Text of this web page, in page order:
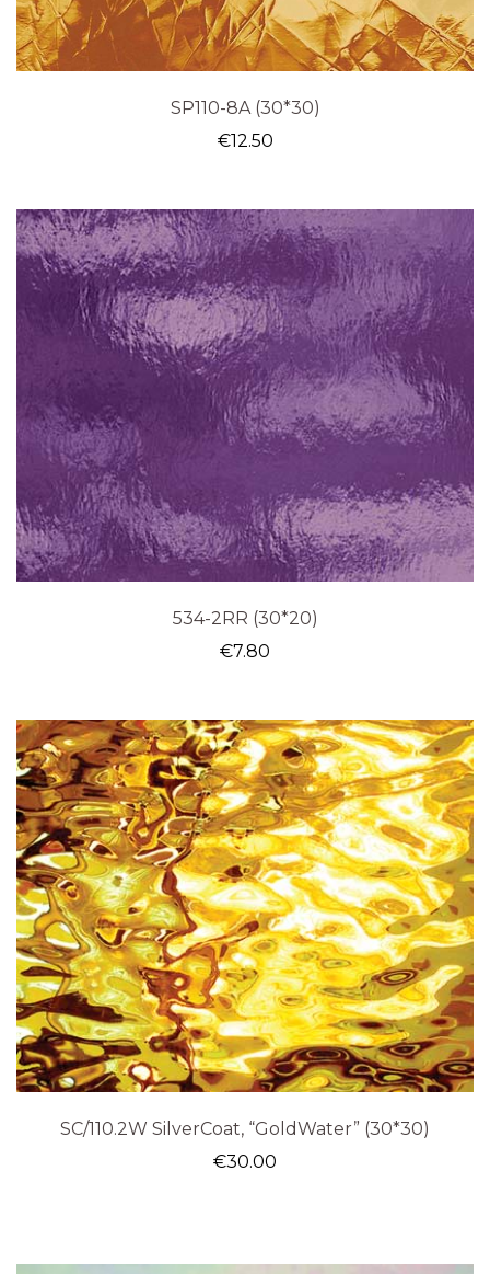
SP110-8A (30*30)
€12.50
534-2RR (30*20)
€7.80
SC/110.2W SilverCoat, “GoldWater” (30*30)
€30.00